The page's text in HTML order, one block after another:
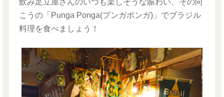
飲み足立屋さんのいつも楽しそうな賑わい、その向
こうの「Punga Ponga(プンガポンガ)」でブラジル
料理を食べましょう！